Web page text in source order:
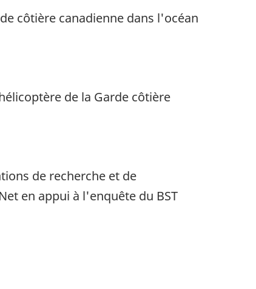
côtière canadienne dans l'océan
de la Garde côtière
de recherche et de
en appui à l'enquête du BST